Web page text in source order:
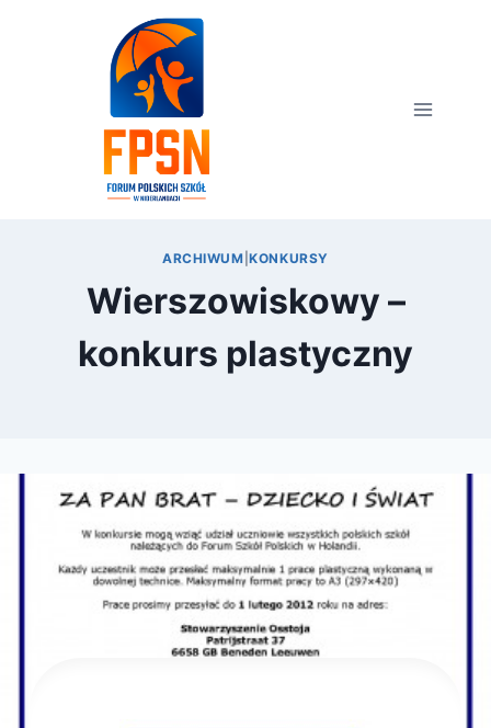
ARCHIWUM |KONKURSY
Wierszowiskowy –
konkurs plastyczny